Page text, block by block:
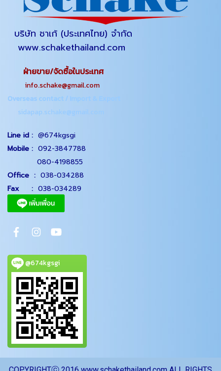
บริษัท ชาเก้ (ประเทศไทย) จำกัด
www.schakethailand.com
ฝ่ายขาย/จัดซื้อในประเทศ
info.schake@gmail.com
Overseas contact / Import & Export
sidapap.schake@gmail.com
Line id : @674kgsgi
Mobile : 092-3847788
080-4198855
Office : 038-034288
Fax : 038-034289
@674kgsgi